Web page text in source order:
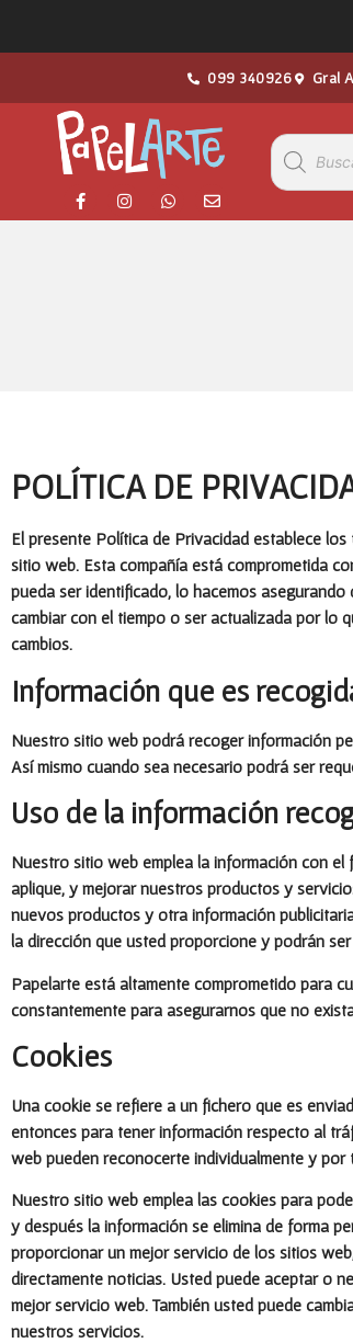
099 340926 Gral
POLÍTICA DE
El presente Política de Privacidad establece
sitio web. Esta compañía está comprometida
pueda ser identificado, lo hacemos
cambiar con el tiempo o ser actualizada por lo
cambios.
Información que es
Nuestro sitio web podrá recoger información
Así mismo cuando sea necesario podrá ser
Uso de la información
Nuestro sitio web emplea la información con
aplique, y mejorar nuestros productos y
nuevos productos y otra información
la dirección que usted proporcione y podrán
Papelarte está altamente comprometido para
constantemente para asegurarnos que no
Cookies
Una cookie se refiere a un fichero que es
entonces para tener información respecto al
web pueden reconocerte individualmente y
Nuestro sitio web emplea las cookies para
y después la información se elimina de forma
proporcionar un mejor servicio de los sitios
directamente noticias. Usted puede aceptar o
mejor servicio web. También usted puede
nuestros servicios.